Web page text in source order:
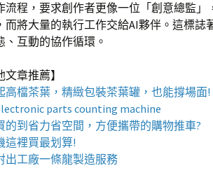
流程，要求創作者更像一位「創意總監
而將大量的執行工作交給AI夥伴。這標
、互動的協作循環。
文章推薦】
高檔茶葉，精緻包裝茶葉罐 ，也能撐場面!
parts counting machine
的到省力省空間，方便攜帶的購物推車?
這裡買最划算!
出工廠一條龍製造服務